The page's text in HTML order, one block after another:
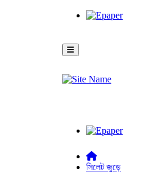
সিলেট জুড়ে